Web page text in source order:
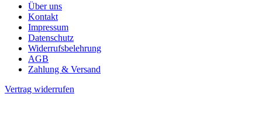
Über uns
Kontakt
Impressum
Datenschutz
Widerrufsbelehrung
AGB
Zahlung & Versand
Vertrag widerrufen